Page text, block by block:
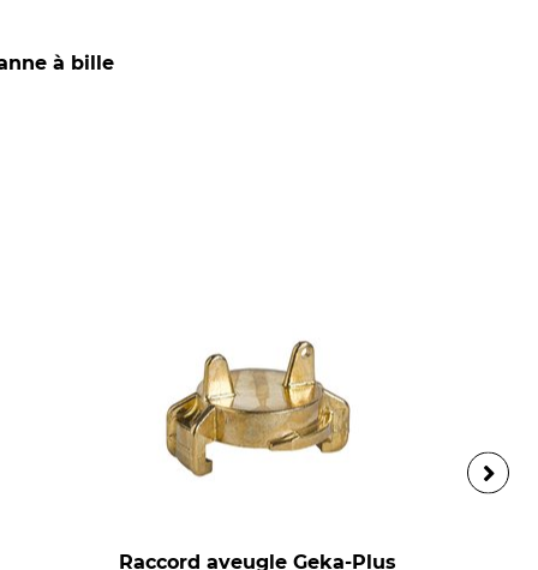
à bille
Raccord aveugle Geka-Plus